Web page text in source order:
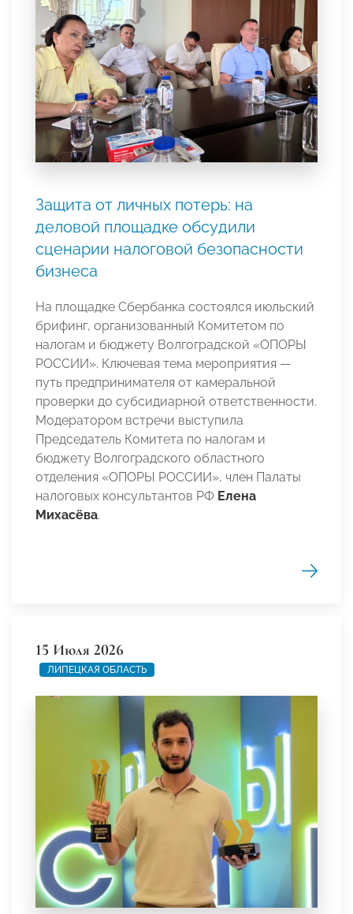
Защита от личных потерь: на
деловой площадке обсудили
сценарии налоговой безопасности
бизнеса
На площадке Сбербанка состоялся июльский
брифинг, организованный Комитетом по
налогам и бюджету Волгоградской «ОПОРЫ
РОССИИ». Ключевая тема мероприятия —
путь предпринимателя от камеральной
проверки до субсидиарной ответственности.
Модератором встречи выступила
Председатель Комитета по налогам и
бюджету Волгоградского областного
отделения «ОПОРЫ РОССИИ», член Палаты
налоговых консультантов РФ Елена
Михасёва.
15 Июля 2026
ЛИПЕЦКАЯ ОБЛАСТЬ